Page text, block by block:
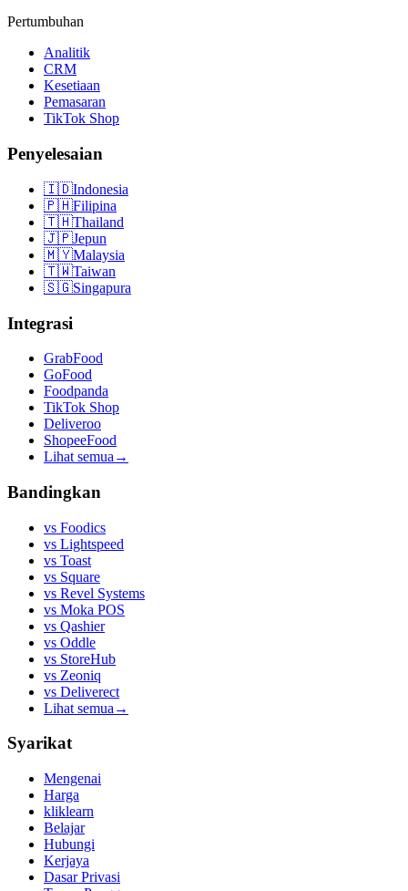
Pertumbuhan
Analitik
CRM
Kesetiaan
Pemasaran
TikTok Shop
Penyelesaian
🇮🇩Indonesia
🇵🇭Filipina
🇹🇭Thailand
🇯🇵Jepun
🇲🇾Malaysia
🇹🇼Taiwan
🇸🇬Singapura
Integrasi
GrabFood
GoFood
Foodpanda
TikTok Shop
Deliveroo
ShopeeFood
Lihat semua →
Bandingkan
vs Foodics
vs Lightspeed
vs Toast
vs Square
vs Revel Systems
vs Moka POS
vs Qashier
vs Oddle
vs StoreHub
vs Zeoniq
vs Deliverect
Lihat semua →
Syarikat
Mengenai
Harga
kliklearn
Belajar
Hubungi
Kerjaya
Dasar Privasi